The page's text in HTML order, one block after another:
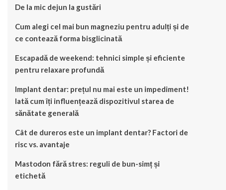
De la mic dejun la gustări
Cum alegi cel mai bun magneziu pentru adulți și de
ce contează forma bisglicinată
Escapadă de weekend: tehnici simple și eficiente
pentru relaxare profundă
Implant dentar: prețul nu mai este un impediment!
Iată cum îți influențează dispozitivul starea de
sănătate generală
Cât de dureros este un implant dentar? Factori de
risc vs. avantaje
Mastodon fără stres: reguli de bun-simț și
etichetă